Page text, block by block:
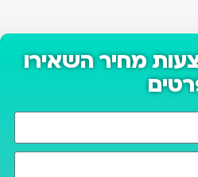
מחיר השאירו